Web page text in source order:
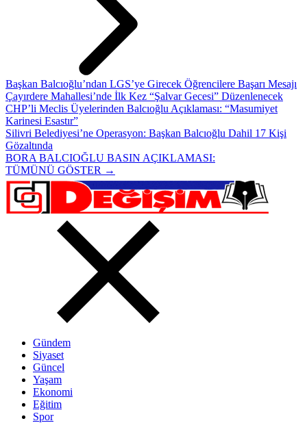
Başkan Balcıoğlu’ndan LGS’ye Girecek Öğrencilere Başarı Mesajı
Çayırdere Mahallesi’nde İlk Kez “Şalvar Gecesi” Düzenlenecek
CHP’li Meclis Üyelerinden Balcıoğlu Açıklaması: “Masumiyet
Karinesi Esastır”
Silivri Belediyesi’ne Operasyon: Başkan Balcıoğlu Dahil 17 Kişi
Gözaltında
BORA BALCIOĞLU BASIN AÇIKLAMASI:
TÜMÜNÜ GÖSTER →
Gündem
Siyaset
Güncel
Yaşam
Ekonomi
Eğitim
Spor